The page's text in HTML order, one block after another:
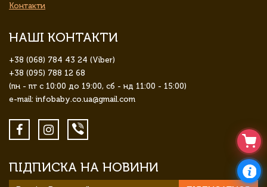
Контакти
НАШІ КОНТАКТИ
+38 (068) 784 43 24 (Viber)
+38 (095) 788 12 68
(пн - пт с 10:00 до 19:00, сб - нд 11:00 - 15:00)
e-mail: infobaby.co.ua@gmail.com
ПІДПИСКА НА НОВИНИ